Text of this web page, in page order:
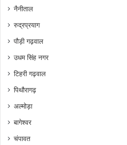
नैनीताल
रुद्रप्रयाग
पौड़ी गढ़वाल
उधम सिंह नगर
टिहरी गढ़वाल
पिथौरागढ़
अल्मोड़ा
बागेश्वर
चंपावत